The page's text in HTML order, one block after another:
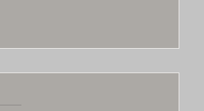
için gözden yaş mı